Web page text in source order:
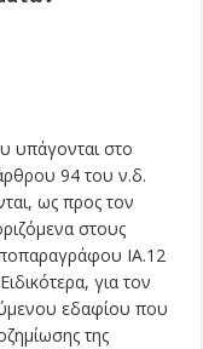
υπάγονται στο
94 του ν.δ.
ως προς τον
στους
ΙΑ.12
για τον
εδαφίου που
της